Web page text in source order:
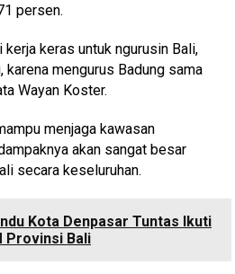
persen.
kerja keras untuk ngurusin Bali,
mengurus Badung sama
Wayan Koster.
menjaga kawasan
akan sangat besar
secara keseluruhan.
Kota Denpasar Tuntas Ikuti
Provinsi Bali